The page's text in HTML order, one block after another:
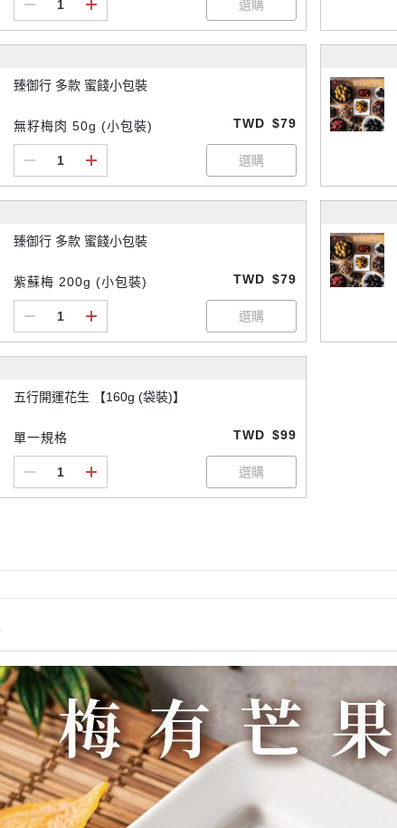
臻御行 多款 蜜餞小包裝
無籽梅肉 50g (小包裝) TWD $79
臻御行 多款 蜜餞小包裝
紫蘇梅 200g (小包裝) TWD $79
五行開運花生 【160g (袋裝)】
單一規格 TWD $99